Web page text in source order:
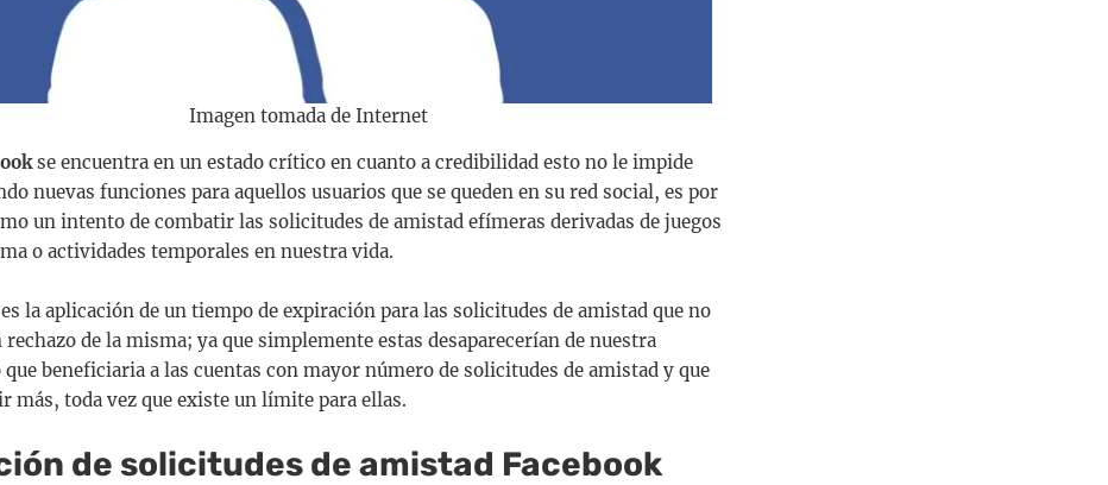
Imagen tomada de Internet
se encuentra en un estado crítico en cuanto a credibilidad esto no le impide
nuevas funciones para aquellos usuarios que se queden en su red social, es por
un intento de combatir las solicitudes de amistad efímeras derivadas de juegos
o actividades temporales en nuestra vida.
la aplicación de un tiempo de expiración para las solicitudes de amistad que no
de la misma; ya que simplemente estas desaparecerían de nuestra
que beneficiaria a las cuentas con mayor número de solicitudes de amistad y que
más, toda vez que existe un límite para ellas.
de solicitudes de amistad Facebook